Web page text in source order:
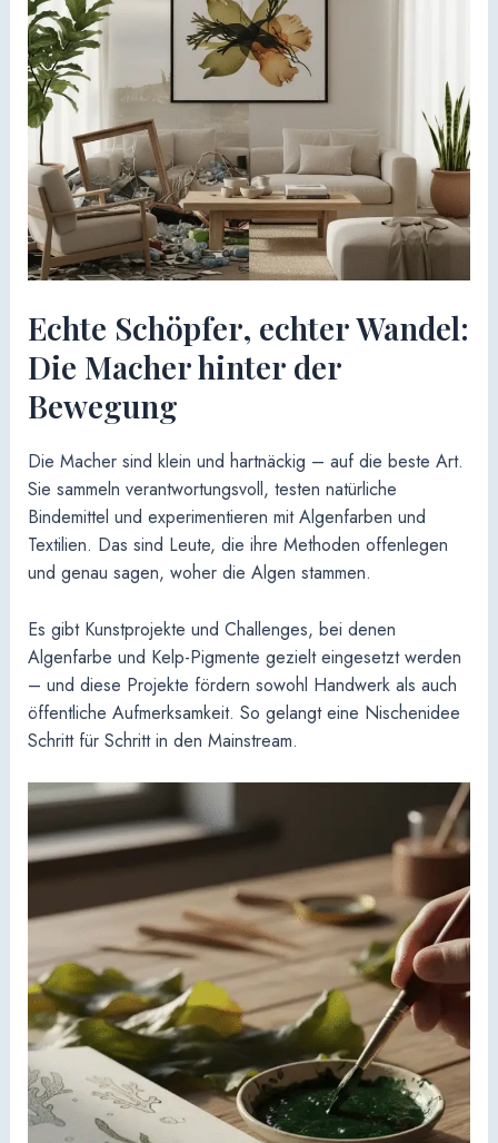
Echte Schöpfer, echter Wandel:
Die Macher hinter der
Bewegung
Die Macher sind klein und hartnäckig – auf die beste Art.
Sie sammeln verantwortungsvoll, testen natürliche
Bindemittel und experimentieren mit Algenfarben und
Textilien. Das sind Leute, die ihre Methoden offenlegen
und genau sagen, woher die Algen stammen.
Es gibt Kunstprojekte und Challenges, bei denen
Algenfarbe und Kelp-Pigmente gezielt eingesetzt werden
– und diese Projekte fördern sowohl Handwerk als auch
öffentliche Aufmerksamkeit. So gelangt eine Nischenidee
Schritt für Schritt in den Mainstream.